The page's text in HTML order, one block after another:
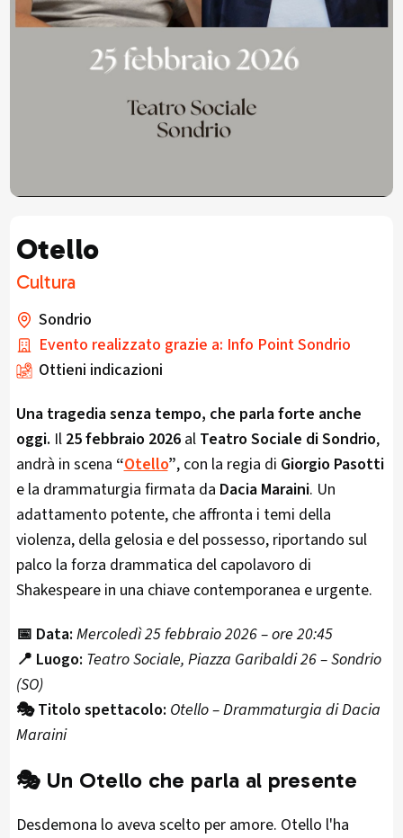
Otello
Cultura
Sondrio
Evento realizzato grazie a: Info Point Sondrio
Ottieni indicazioni
Una tragedia senza tempo, che parla forte anche
oggi. Il 25 febbraio 2026al Teatro Sociale di Sondrio,
andrà in scena “Otello”, con la regia di Giorgio Pasotti
e la drammaturgia firmata da Dacia Maraini. Un
adattamento potente, che affronta i temi della
violenza, della gelosia e del possesso, riportando sul
palco la forza drammatica del capolavoro di
Shakespeare in una chiave contemporanea e urgente.
📅 Data: Mercoledì 25 febbraio 2026 – ore 20:45
📍 Luogo: Teatro Sociale, Piazza Garibaldi 26 – Sondrio
(SO)
🎭 Titolo spettacolo: Otello – Drammaturgia di Dacia
Maraini
🎭 Un Otello che parla al presente
Desdemona lo aveva scelto per amore. Otello l'ha